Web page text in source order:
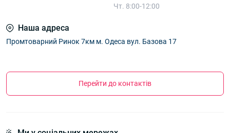
Чт. 8:00-12:00
Наша адреса
Промтоварний Ринок 7км м. Одеса вул. Базова 17
Перейти до контактів